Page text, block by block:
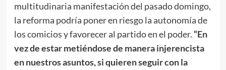
multitudinaria manifestación del pasado domingo,
la reforma podría poner en riesgo la autonomía de
los comicios y favorecer al partido en el poder. “En
vez de estar metiéndose de manera injerencista
en nuestros asuntos, si quieren seguir con la